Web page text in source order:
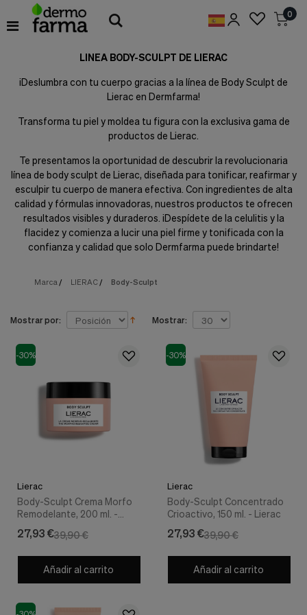
Preferencias
de
cookies
servicios
disponibles
nuestra
permitirte
características
web.
Cookies analíticas
Estas
cookies
forma
web.
0
LINEA BODY-SCULPT DE LIERAC
¡Deslumbra con tu cuerpo gracias a la línea de Body Sculpt de
Lierac en Dermfarma!
Transforma tu piel y moldea tu figura con la exclusiva gama de
productos de Lierac.
Te presentamos la oportunidad de descubrir la revolucionaria
línea de body sculpt de Lierac, diseñada para tonificar, reafirmar y
esculpir tu cuerpo de manera efectiva. Con ingredientes de alta
calidad y fórmulas innovadoras, nuestros productos te ofrecen
resultados visibles y duraderos. ¡Despídete de la celulitis y la
flacidez y comienza a lucir una piel firme y tonificada con la
confianza y calidad que solo Dermfarma puede brindarte!
Marca / LIERAC / Body-Sculpt
Mostrar por: Mostrar:
-30%
Lierac
Body-Sculpt Crema Morfo
Remodelante, 200 ml. -
39,90 €
27,93 €
Añadir al carrito
-30%
Lierac
Body-Sculpt Concentrado
Crioactivo, 150 ml. - Lierac
39,90 €
27,93 €
Añadir al carrito